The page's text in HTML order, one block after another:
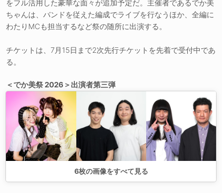
をフル活用した豪華な面々が追加予定だ。主催者であるでか美
ちゃんは、バンドを従えた編成でライブを行なうほか、全編に
わたりMCも担当するなど祭の随所に出演する。
チケットは、7月15日まで2次先行チケットを先着で受付中であ
る。
＜でか美祭 2026＞出演者第三弾
6枚の画像をすべて見る